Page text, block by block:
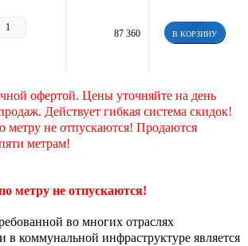
87 360 В КОРЗИНУ
офертой. Цены уточняйте на день
Действует гибкая система скидок!
метру не отпускаются! Продаются
метрам!
метру не отпускаются!
во многих отраслях
коммунальной инфраструктуре является